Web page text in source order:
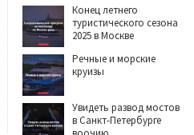
Конец летнего
туристического сезона
2025 в Москве
Речные и морские
круизы
Увидеть развод мостов
в Санкт-Петербурге